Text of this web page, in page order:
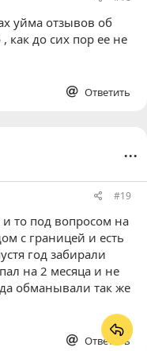
уйма отзывов об
как до сих пор ее не
Ответить
...
#19
и то под вопросом на
с границей и есть
год забирали
на 2 месяца и не
обманывали так же
Ответить